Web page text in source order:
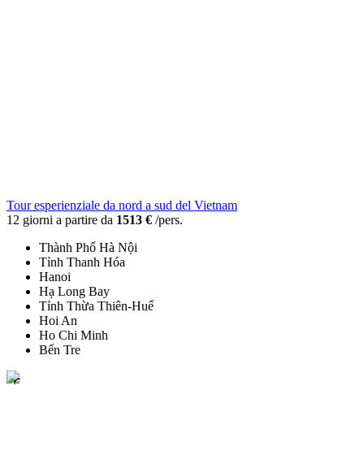
Tour esperienziale da nord a sud del Vietnam
12 giorni a partire da 1513 € /pers.
Thành Phố Hà Nội
Tỉnh Thanh Hóa
Hanoi
Hạ Long Bay
Tỉnh Thừa Thiên-Huế
Hoi An
Ho Chi Minh
Bến Tre